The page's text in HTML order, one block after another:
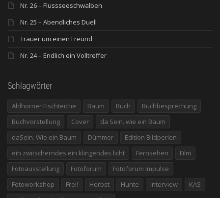
Nr. 26 – Flussseeschwalben
Nr. 25 – Abendliches Duell
Trauer um einen Freund
Nr. 24 – Endlich ein Volltreffer
Schlagwörter
Ahlhorner Fischteiche Baum Buch
Buchbesprechung
Buchvorstellung
Cover
da Sein. wie ein Baum
daSein. Wie ein Baum
Dümmer
Edition Bildperlen
ein zwitscherndes ein klingendes licht
Fernsehen
Film
Fotoausstellung
Fotoforum
Fotoforum Impulse
Fotoworkshop
Frei! Herbst Hunte Interview
KAS